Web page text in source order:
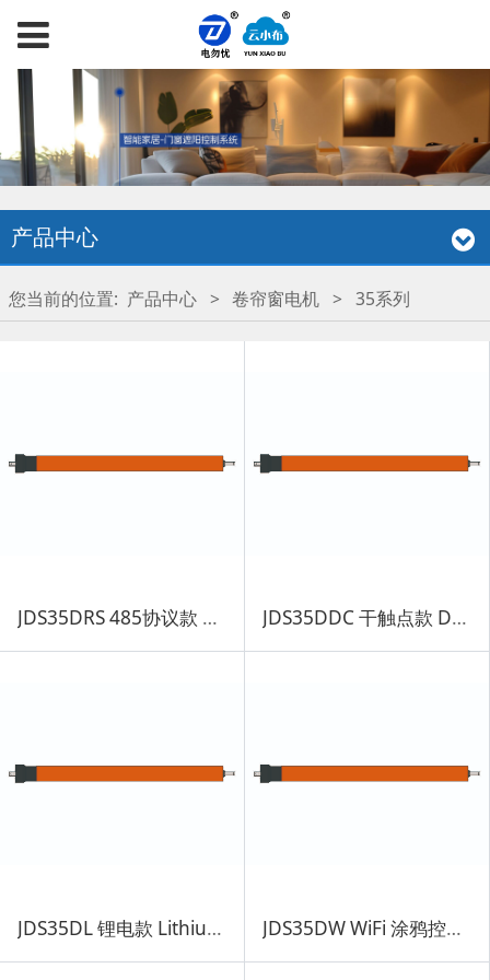
产品中心
您当前的位置: 产品中心 > 卷帘窗电机 > 35系列
JDS35DRS 485协议款 RS485 Protocol Motor JDS35DDC 干触点款 Dry Contact Motor
JDS35DL 锂电款 Lithium-ion battery JDS35DW WiFi 涂鸦控制款 WiFi Tuya Control